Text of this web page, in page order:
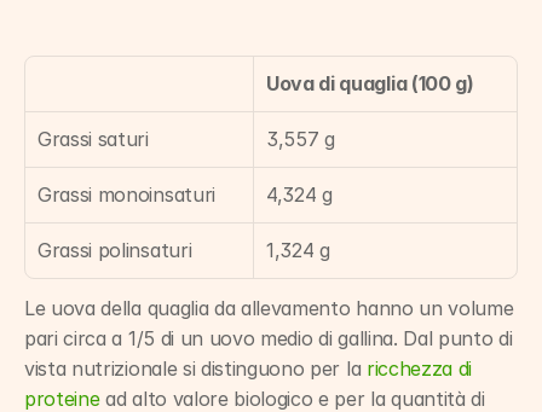
Uova di quaglia (100 g)
Grassi saturi 3,557 g
Grassi monoinsaturi 4,324 g
Grassi polinsaturi 1,324 g
Le uova della quaglia da allevamento hanno un volume
pari circa a 1/5 di un uovo medio di gallina. Dal punto di
vista nutrizionale si distinguono per la ricchezza di
proteine ad alto valore biologico e per la quantità di